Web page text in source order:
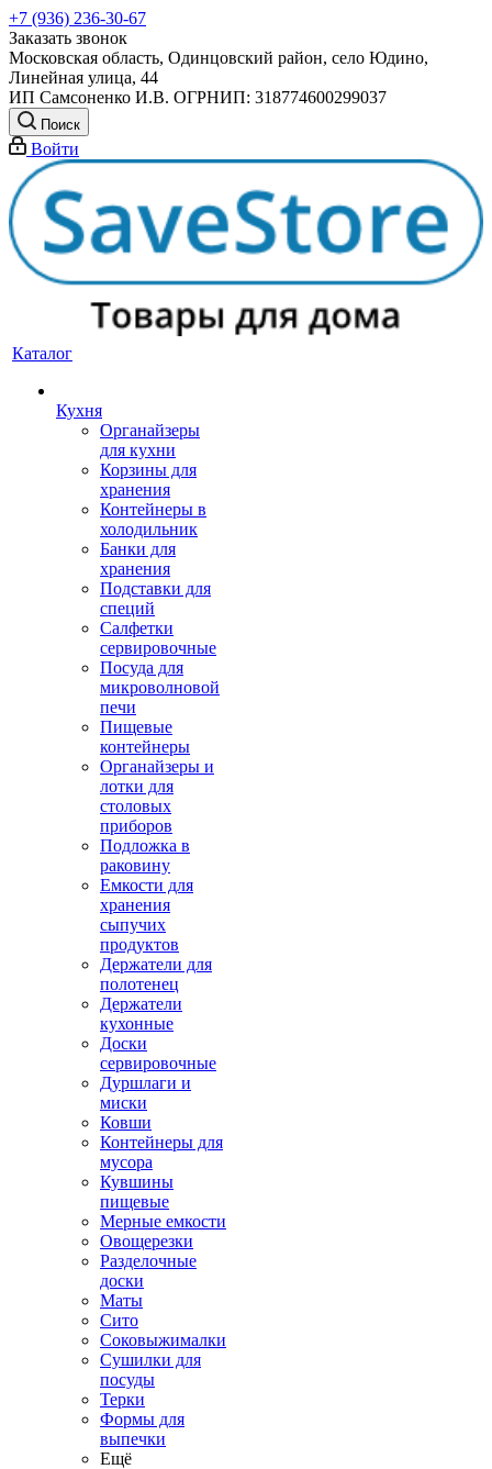
+7 (936) 236-30-67
Заказать звонок
Московская область, Одинцовский район, село Юдино,
Линейная улица, 44
ИП Самсоненко И.В. ОГРНИП: 318774600299037
Поиск
Войти
Каталог
Кухня
Органайзеры
для кухни
Корзины для
хранения
Контейнеры в
холодильник
Банки для
хранения
Подставки для
специй
Салфетки
сервировочные
Посуда для
микроволновой
печи
Пищевые
контейнеры
Органайзеры и
лотки для
столовых
приборов
Подложка в
раковину
Емкости для
хранения
сыпучих
продуктов
Держатели для
полотенец
Держатели
кухонные
Доски
сервировочные
Дуршлаги и
миски
Ковши
Контейнеры для
мусора
Кувшины
пищевые
Мерные емкости
Овощерезки
Разделочные
доски
Маты
Сито
Соковыжималки
Сушилки для
посуды
Терки
Формы для
выпечки
Ещё